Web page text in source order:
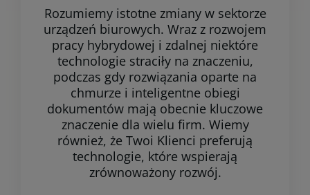
Rozumiemy istotne zmiany w sektorze
urządzeń biurowych. Wraz z rozwojem
pracy hybrydowej i zdalnej niektóre
technologie straciły na znaczeniu,
podczas gdy rozwiązania oparte na
chmurze i inteligentne obiegi
dokumentów mają obecnie kluczowe
znaczenie dla wielu firm. Wiemy
również, że Twoi Klienci preferują
technologie, które wspierają
zrównoważony rozwój.